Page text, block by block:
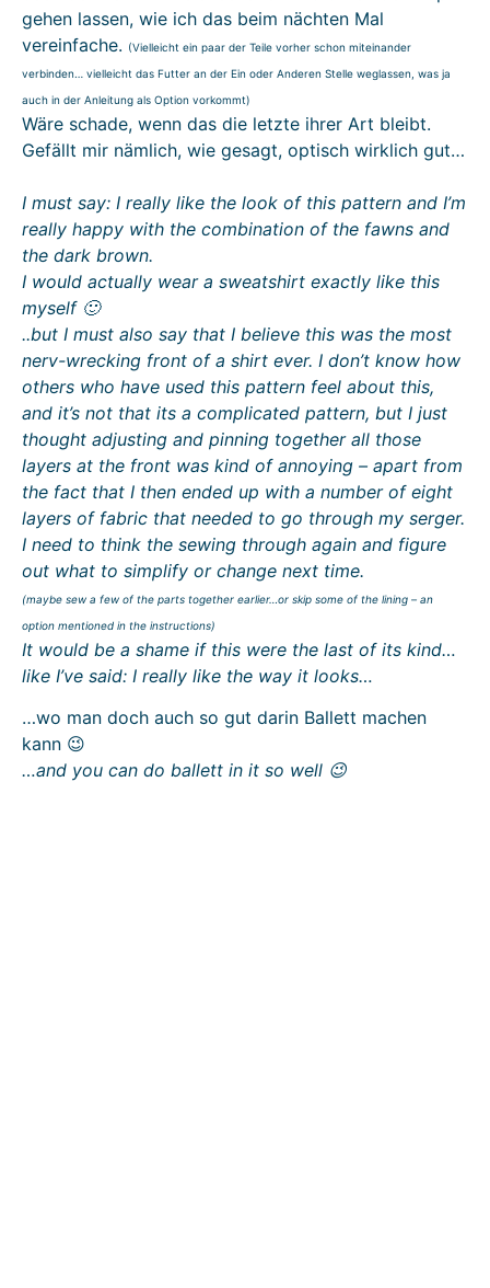
gehen lassen, wie ich das beim nächten Mal
vereinfache. (Vielleicht ein paar der Teile vorher schon miteinander
verbinden… vielleicht das Futter an der Ein oder Anderen Stelle weglassen, was ja
auch in der Anleitung als Option vorkommt)
Wäre schade, wenn das die letzte ihrer Art bleibt.
Gefällt mir nämlich, wie gesagt, optisch wirklich gut…
I must say: I really like the look of this pattern and I’m
really happy with the combination of the fawns and
the dark brown.
I would actually wear a sweatshirt exactly like this
myself 🙂
..but I must also say that I believe this was the most
nerv-wrecking front of a shirt ever. I don’t know how
others who have used this pattern feel about this,
and it’s not that its a complicated pattern, but I just
thought adjusting and pinning together all those
layers at the front was kind of annoying – apart from
the fact that I then ended up with a number of eight
layers of fabric that needed to go through my serger.
I need to think the sewing through again and figure
out what to simplify or change next time.
(maybe sew a few of the parts together earlier…or skip some of the lining – an
option mentioned in the instructions)
It would be a shame if this were the last of its kind…
like I’ve said: I really like the way it looks…
…wo man doch auch so gut darin Ballett machen
kann 😉
…and you can do ballett in it so well 😉